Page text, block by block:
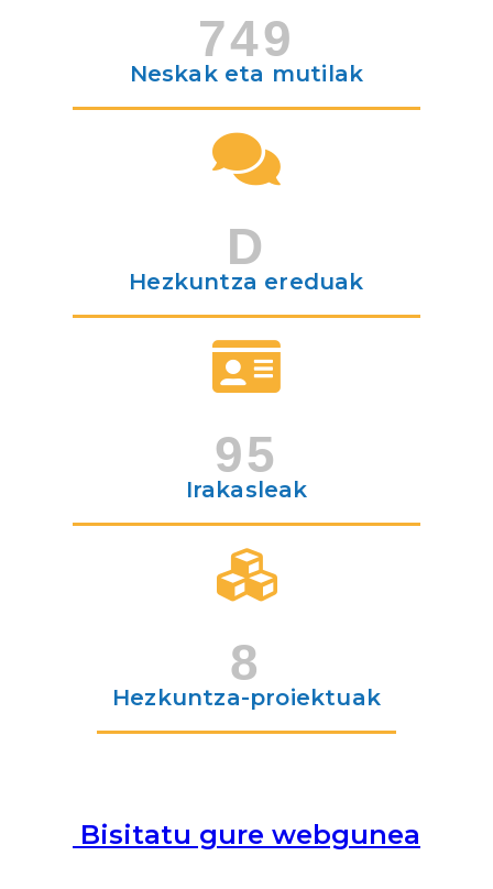
749
Neskak eta mutilak
D
Hezkuntza ereduak
95
Irakasleak
8
Hezkuntza-proiektuak
Bisitatu gure webgunea